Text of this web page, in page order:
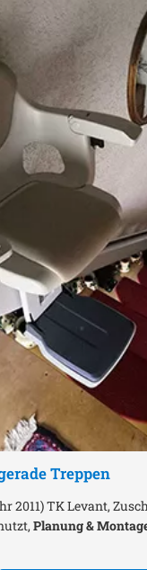
Treppen
2011) TK Levant,
Planung &